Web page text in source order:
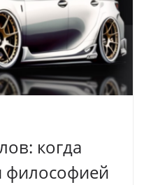
когда
философией